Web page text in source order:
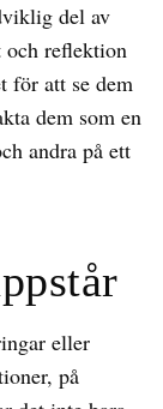
del av
och reflektion
för att se dem
dem som en
andra på ett
eller
på